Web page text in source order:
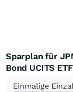
Sparplan für
Bond UCITS
Einmalige